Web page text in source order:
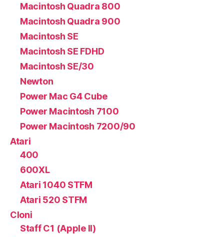
Macintosh Quadra 800
Macintosh Quadra 900
Macintosh SE
Macintosh SE FDHD
Macintosh SE/30
Newton
Power Mac G4 Cube
Power Macintosh 7100
Power Macintosh 7200/90
Atari
400
600XL
Atari 1040 STFM
Atari 520 STFM
Cloni
Staff C1 (Apple II)